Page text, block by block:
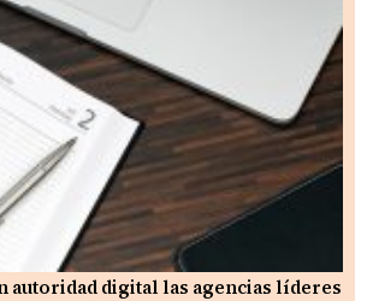
autoridad digital las agencias líderes